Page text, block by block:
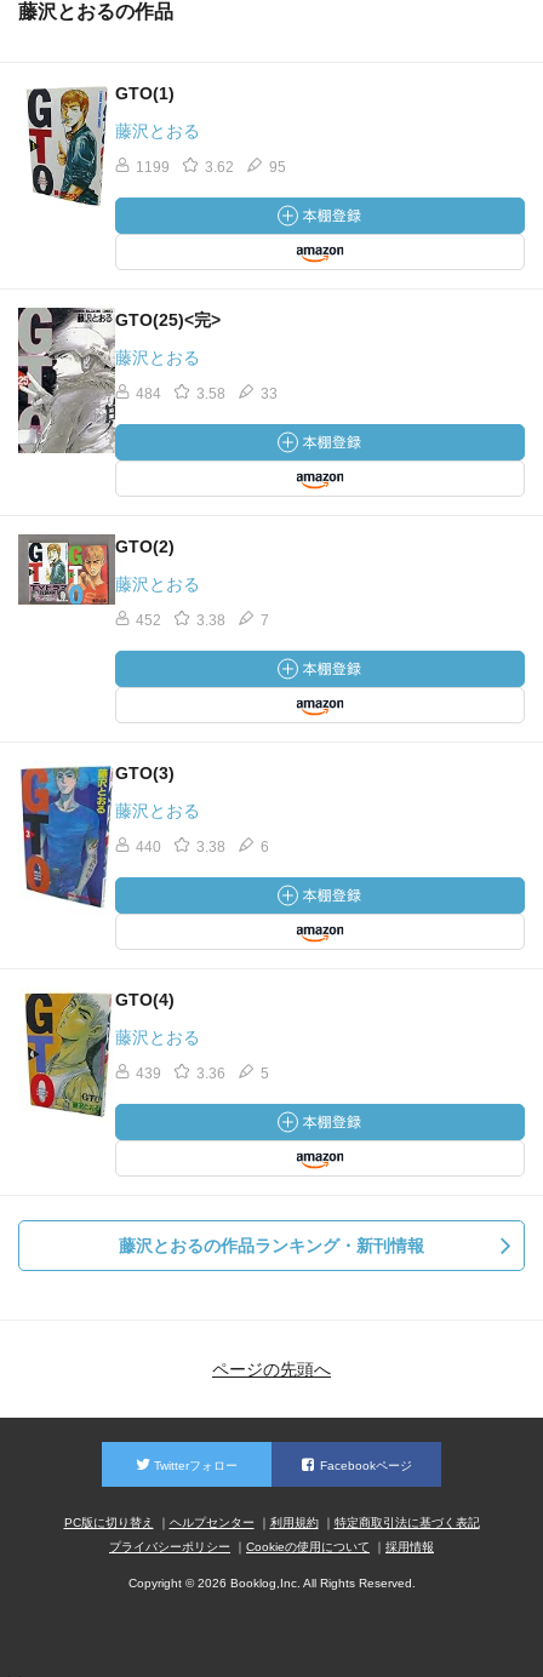
藤沢とおるの作品
GTO(1)
藤沢とおる
1199 3.62 95
GTO(25)<完>
藤沢とおる
484 3.58 33
GTO(2)
藤沢とおる
452 3.38 7
GTO(3)
藤沢とおる
440 3.38 6
GTO(4)
藤沢とおる
439 3.36 5
藤沢とおるの作品ランキング・新刊情報
ページの先頭へ
Twitterフォロー Facebookページ
PC版に切り替え ヘルプセンター 利用規約
特定商取引法に基づく表記
プライバシーポリシー
Cookieの使用について 採用情報
Copyright © 2026 Booklog,Inc. All Rights Reserved.